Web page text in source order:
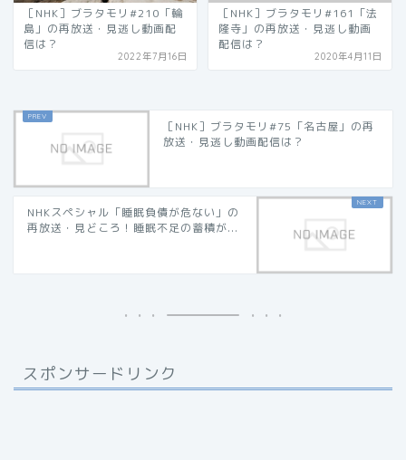
［NHK］ブラタモリ#210「輪
島」の再放送・見逃し動画配
信は？
2022年7月16日
［NHK］ブラタモリ#161「法
隆寺」の再放送・見逃し動画
配信は？
2020年4月11日
［NHK］ブラタモリ#75「名古屋」の再
放送・見逃し動画配信は？
NHKスペシャル「睡眠負債が危ない」の
再放送・見どころ！睡眠不足の蓄積が...
スポンサードリンク